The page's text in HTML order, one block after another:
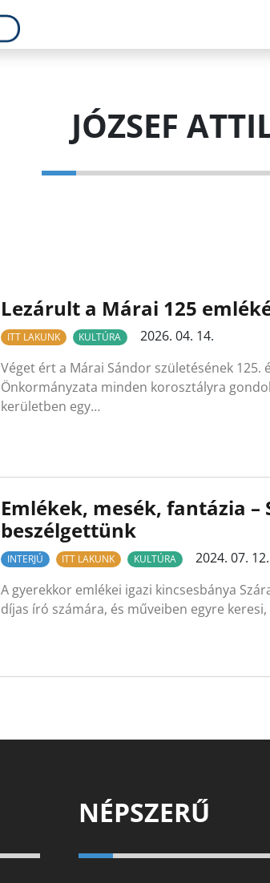
JÓZSEF
Lezárult a Márai 125
ITT LAKUNK KULTÚRA
2026. 04. 14.
Véget ért a Márai Sándor születésének
Önkormányzata minden korosztályra
kerületben egy…
Emlékek, mesék, fantázia
beszélgettünk
INTERJÚ ITT LAKUNK KULTÚRA
2024. 07. 12.
A gyerekkor emlékei igazi kincsesbánya
díjas író számára, és műveiben egyre
NÉPSZERŰ